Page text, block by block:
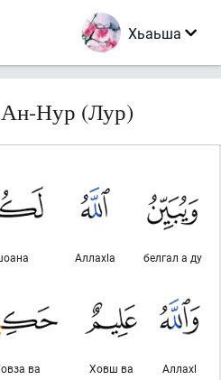
Хьаьша
Ан-Нур (Лур)
белгал а ду
Аллахlа
Аллахl
Ховш ва
ва